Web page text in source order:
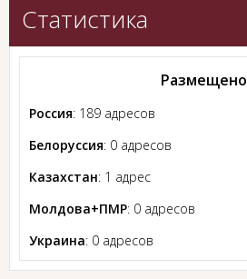
Статистика
Размещено
Россия: 189 адресов
Белоруссия: 0 адресов
Казахстан: 1 адрес
Молдова+ПМР: 0 адресов
Украина: 0 адресов